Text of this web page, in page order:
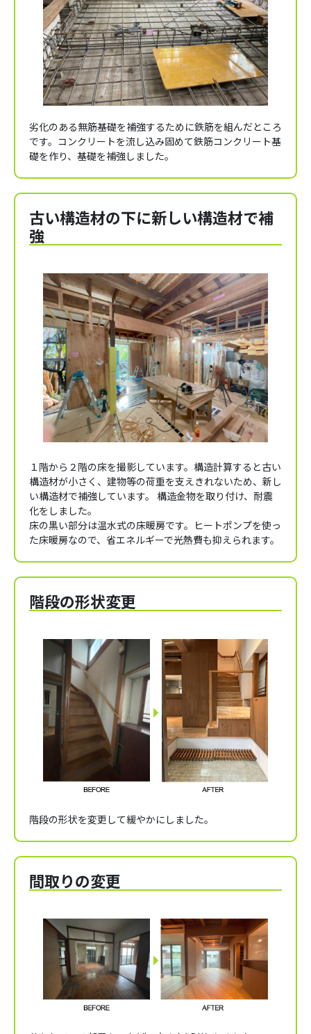
劣化のある無筋基礎を補強するために鉄筋を組んだところ
です。コンクリートを流し込み固めて鉄筋コンクリート基
礎を作り、基礎を補強しました。
古い構造材の下に新しい構造材で補
強
１階から２階の床を撮影しています。構造計算すると古い
構造材が小さく、建物等の荷重を支えきれないため、新し
い構造材で補強しています。 構造金物を取り付け、耐震
化をしました。
床の黒い部分は温水式の床暖房です。ヒートポンプを使っ
た床暖房なので、省エネルギーで光熱費も抑えられます。
階段の形状変更
階段の形状を変更して緩やかにしました。
間取りの変更